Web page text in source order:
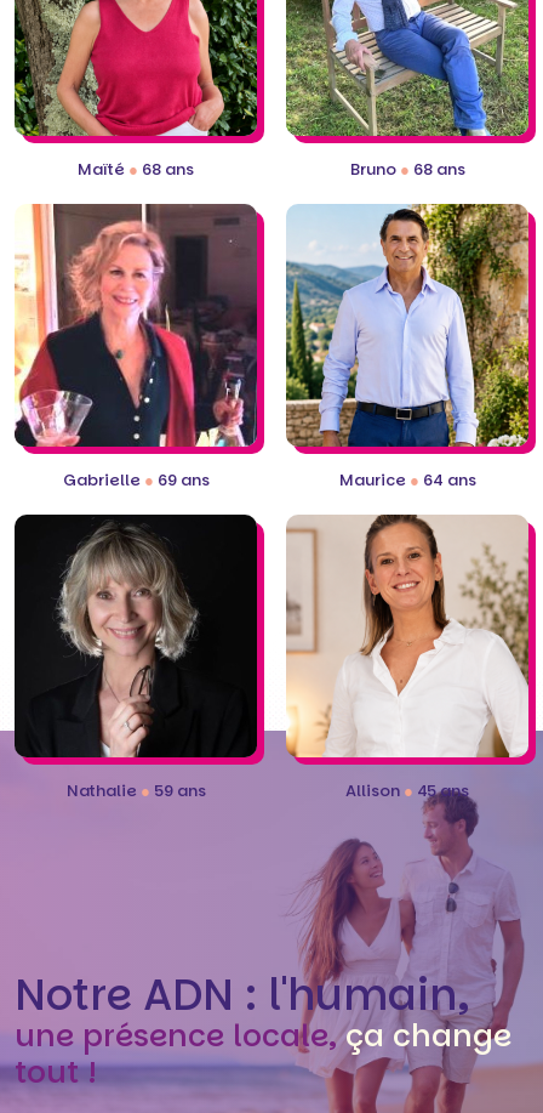
Maïté ● 68 ans Bruno ● 68 ans
Gabrielle ● 69 ans Maurice ● 64 ans
Nathalie ● 59 ans Allison ● 45 ans
Notre ADN : l'humain,
une présence locale,ça change
tout !